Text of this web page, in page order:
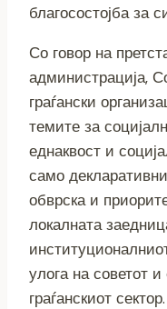
благосостојба за
Со говор на
администрација,
граѓански
темите за
еднаквост и
само
обврска и
локалната
улога на советот и
граѓанскиот сектор.